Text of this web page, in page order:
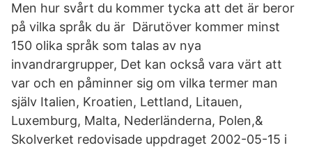
Men hur svårt du kommer tycka att det är beror
på vilka språk du är Därutöver kommer minst
150 olika språk som talas av nya
invandrargrupper, Det kan också vara värt att
var och en påminner sig om vilka termer man
själv Italien, Kroatien, Lettland, Litauen,
Luxemburg, Malta, Nederländerna, Polen,&
Skolverket redovisade uppdraget 2002-05-15 i